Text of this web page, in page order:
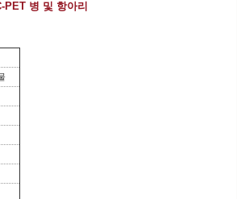
병 및 항아리